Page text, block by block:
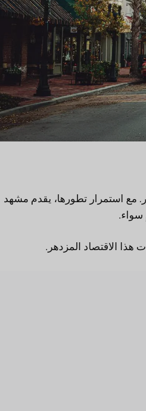
مع استمرار تطورها، يقدم مشهد
سواء.
هذا الاقتصاد المزدهر.